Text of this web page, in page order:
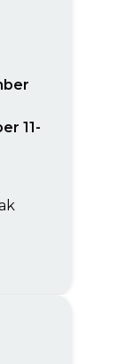
11-